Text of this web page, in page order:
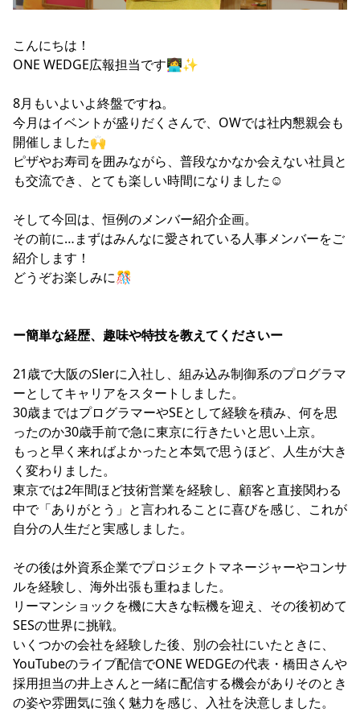
こんにちは！
ONE WEDGE広報担当です👩‍💻✨
8月もいよいよ終盤ですね。
今月はイベントが盛りだくさんで、OWでは社内懇親会も
開催しました🙌
ピザやお寿司を囲みながら、普段なかなか会えない社員と
も交流でき、とても楽しい時間になりました☺️
そして今回は、恒例のメンバー紹介企画。
その前に…まずはみんなに愛されている人事メンバーをご
紹介します！
どうぞお楽しみに🎊
ー簡単な経歴、趣味や特技を教えてくださいー
21歳で大阪のSlerに入社し、組み込み制御系のプログラマ
ーとしてキャリアをスタートしました。
30歳まではプログラマーやSEとして経験を積み、何を思
ったのか30歳手前で急に東京に行きたいと思い上京。
もっと早く来ればよかったと本気で思うほど、人生が大き
く変わりました。
東京では2年間ほど技術営業を経験し、顧客と直接関わる
中で「ありがとう」と言われることに喜びを感じ、これが
自分の人生だと実感しました。
その後は外資系企業でプロジェクトマネージャーやコンサ
ルを経験し、海外出張も重ねました。
リーマンショックを機に大きな転機を迎え、その後初めて
SESの世界に挑戦。
いくつかの会社を経験した後、別の会社にいたときに、
YouTubeのライブ配信でONE WEDGEの代表・橋田さんや
採用担当の井上さんと一緒に配信する機会がありそのとき
の姿や雰囲気に強く魅力を感じ、入社を決意しました。